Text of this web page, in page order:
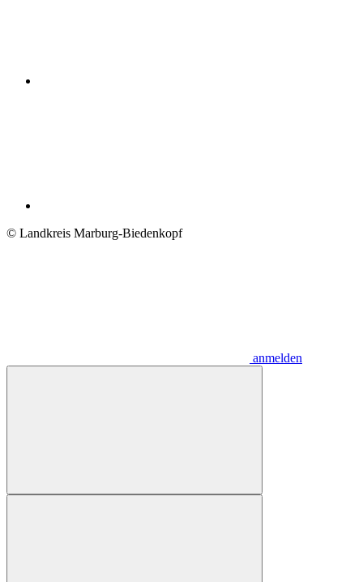
© Landkreis Marburg-Biedenkopf
anmelden